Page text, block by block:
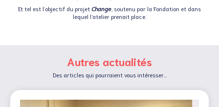
Et tel est l’objectif du projet Change , soutenu par la Fondation et dans
lequel l’atelier prenait place.
Autres actualités
Des articles qui pourraient vous intéresser...